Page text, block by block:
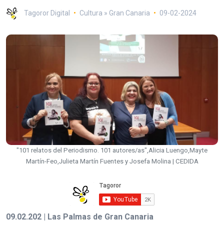
Tagoror Digital Cultura » Gran Canaria 09-02-2024
"101 relatos del Periodismo. 101 autores/as",Alicia Luengo,Mayte
Martín-Feo,Julieta Martín Fuentes y Josefa Molina | CEDIDA
09.02.202 | Las Palmas de Gran Canaria